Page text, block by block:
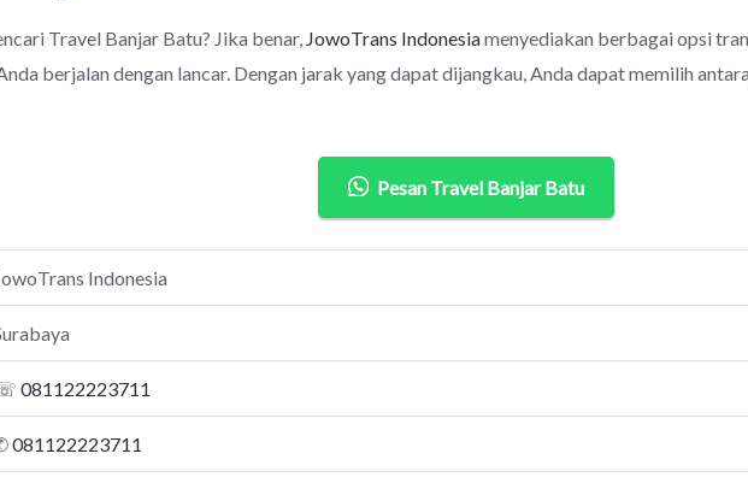
Travel Banjar Batu? Jika benar, JowoTrans Indonesiamenyediakan berbagai opsi
berjalan dengan lancar. Dengan jarak yang dapat dijangkau, Anda dapat memilih
Pesan Travel Banjar Batu
Indonesia
081122223711
081122223711